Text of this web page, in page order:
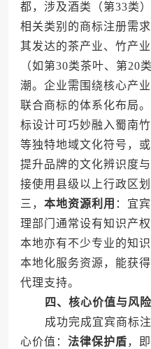
都，涉及酒类（第33类
相关类别的商标注册需
其发达的茶产业、竹产
（如第30类茶叶、第20
潮。企业需围绕核心产
联合商标的体系化布局。
标设计可巧妙融入蜀南
等独特地域文化符号，
提升品牌的文化辨识度
接使用县级以上行政区
三， 本地资源利用 ：宜
理部门通常设有知识产
本地亦有不少专业的知
本地化服务资源，能获
代理支持。
四、核心价值与风
成功完成宜宾商标注
心价值： 法律保护盾，